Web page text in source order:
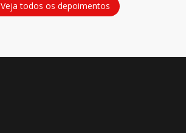
Veja todos os depoimentos